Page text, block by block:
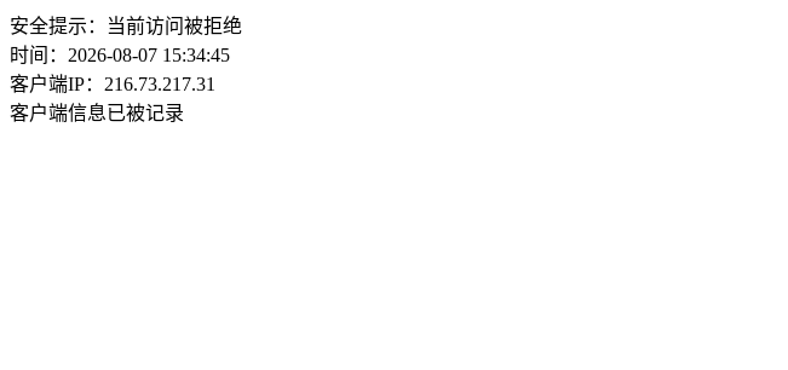
安全提示：当前访问被拒绝
时间：2026-08-07 15:34:45
客户端IP：216.73.217.31
客户端信息已被记录